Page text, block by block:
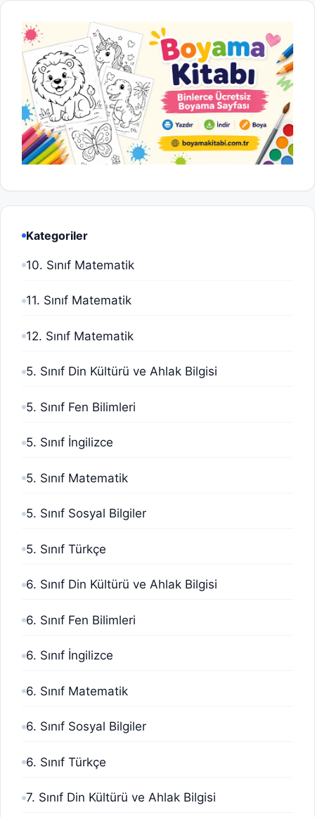
Kategoriler
10. Sınıf Matematik
11. Sınıf Matematik
12. Sınıf Matematik
5. Sınıf Din Kültürü ve Ahlak Bilgisi
5. Sınıf Fen Bilimleri
5. Sınıf İngilizce
5. Sınıf Matematik
5. Sınıf Sosyal Bilgiler
5. Sınıf Türkçe
6. Sınıf Din Kültürü ve Ahlak Bilgisi
6. Sınıf Fen Bilimleri
6. Sınıf İngilizce
6. Sınıf Matematik
6. Sınıf Sosyal Bilgiler
6. Sınıf Türkçe
7. Sınıf Din Kültürü ve Ahlak Bilgisi